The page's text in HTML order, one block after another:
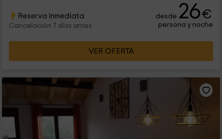
de tarima flotante, baño con ducha moderna, sala de estar,
balcón y una terraza.
Reserva inmediata
Cancelación 7 días antes
desde 26€
persona y noche
VER OFERTA